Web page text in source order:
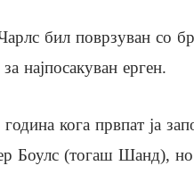
бил поврзуван со
најпосакуван ерген.
кога првпат ја
Боулс (тогаш Шанд), но